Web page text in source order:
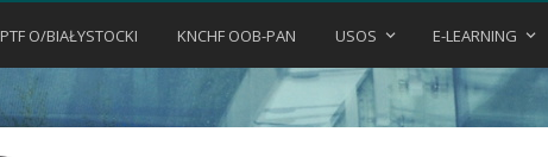
PTF O/BIAŁYSTOCKI KNCHF OOB-PAN USOS E-LEARNING